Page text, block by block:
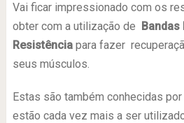
Vai ficar impressionado com os
obter com a utilização de Bandas
Resistênciapara fazer
seus músculos.
Estas são também conhecidas
estão cada vez mais a ser